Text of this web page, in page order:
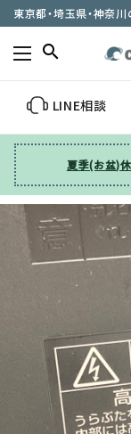
東京都・埼玉県・神奈
search
LINE相談
夏季(お盆)